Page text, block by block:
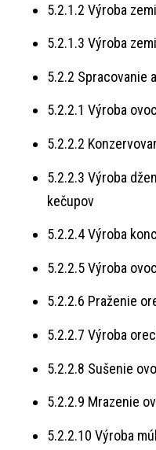
5.2.1.2 Výroba
5.2.1.3 Výroba
5.2.2 Spracovanie
5.2.2.1 Výroba
5.2.2.2
5.2.2.3 Výroba
kečupov
5.2.2.4 Výroba
5.2.2.5 Výroba
5.2.2.6 Praženie
5.2.2.7 Výroba
5.2.2.8 Sušenie
5.2.2.9 Mrazenie
5.2.2.10 Výroba